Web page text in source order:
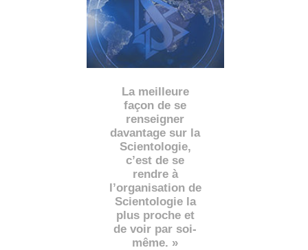
La meilleure
façon de se
renseigner
davantage sur la
Scientologie,
c’est de se
rendre à
l’organisation de
Scientologie la
plus proche et
de voir par soi-
même. »